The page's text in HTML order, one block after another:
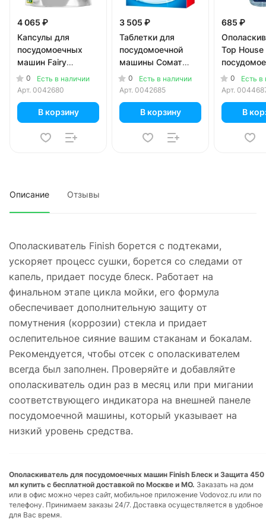
4 065 ₽
Капсулы для
посудомоечных
машин Fairy
Platinum All-in-1
Лимон 70 шт
0
Есть в наличии
Арт. 0042680
В корзину
3 505 ₽
Таблетки для
посудомоечной
машины Сомат
Classic 85 шт
0
Есть в наличии
Арт. 0042685
В корзину
685 ₽
Top House
машин 1 л
0
Есть в
Арт.
В
Описание Отзывы
Ополаскиватель Finish борется с подтеками,
ускоряет процесс сушки, борется со следами от
капель, придает посуде блеск. Работает на
финальном этапе цикла мойки, его формула
обеспечивает дополнительную защиту от
помутнения (коррозии) стекла и придает
ослепительное сияние вашим стаканам и бокалам.
Рекомендуется, чтобы отсек с ополаскивателем
всегда был заполнен. Проверяйте и добавляйте
ополаскиватель один раз в месяц или при мигании
соответствующего индикатора на внешней панеле
посудомоечной машины, который указывает на
низкий уровень средства.
Ополаскиватель для посудомоечных машин Finish Блеск и Защита 450
мл купить с бесплатной доставкой по Москве и МО. Заказать на дом
или в офис можно через сайт, мобильное приложение Vodovoz.ru или по
телефону. Принимаем заказы 24/7. Доставка осуществляется в удобное
для Вас время.